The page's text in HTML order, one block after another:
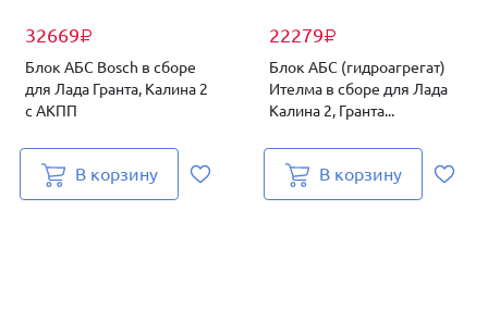
32669₽
Блок АБС Bosch в сборе
для Лада Гранта, Калина 2
с АКПП
В корзину
22279₽
Блок АБС (гидроагрегат)
Ителма в сборе для Лада
Калина 2, Гранта...
В корзину